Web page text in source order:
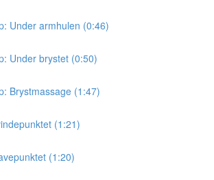
Under armhulen (0:46)
Under brystet (0:50)
Brystmassage (1:47)
(1:21)
(1:20)